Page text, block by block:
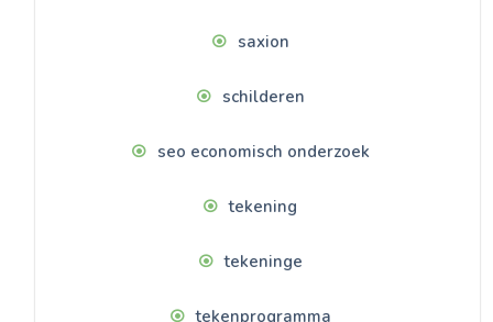
saxion
schilderen
seo economisch onderzoek
tekening
tekeninge
tekenprogramma